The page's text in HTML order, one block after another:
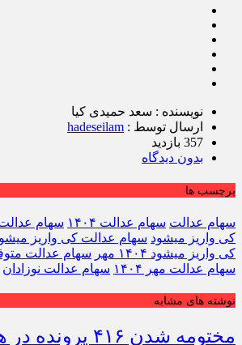
نویسنده : سعد حمیدی کیا
ارسال توسط : hadeseilam
357 بازدید
بدون دیدگاه
برچسب ها
سهام عدالت سهام عدالت ۱۴۰۴ سهام
کی واریز میشود سهام عدالت کی واریز میشود
کی واریز میشود ۱۴۰۴ مهر
سهام عدالت
سهام عدالت مهر ۱۴۰۴
سهام عدالت نوزادان
نوشته های مشابه
مختومه شدن ۴۱۶